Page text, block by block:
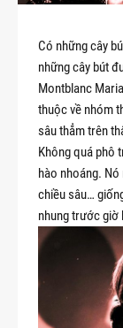
Có những cây
những cây bút
Montblanc
thuộc về nhóm
sâu thẳm trên
Không quá phô
hào nhoáng.
chiều sâu…
nhung trước giờ